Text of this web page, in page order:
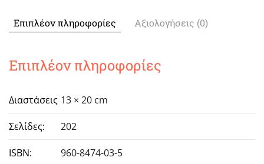
ποσότητα
Επιπλέον πληροφορίες Αξιολογήσεις (0)
Επιπλέον πληροφορίες
Διαστάσεις 13 × 20 cm
Σελίδες: 202
ISBN: 960-8474-03-5